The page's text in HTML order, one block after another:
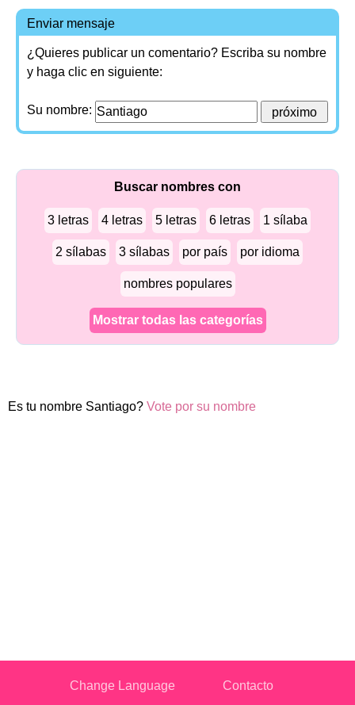
Enviar mensaje
¿Quieres publicar un comentario? Escriba su nombre
y haga clic en siguiente:
Su nombre:
Buscar nombres con
3 letras 4 letras 5 letras 6 letras 1 sílaba
2 sílabas 3 sílabas por país por idioma
nombres populares
Mostrar todas las categorías
Es tu nombre Santiago? Vote por su nombre
Change Language Contacto